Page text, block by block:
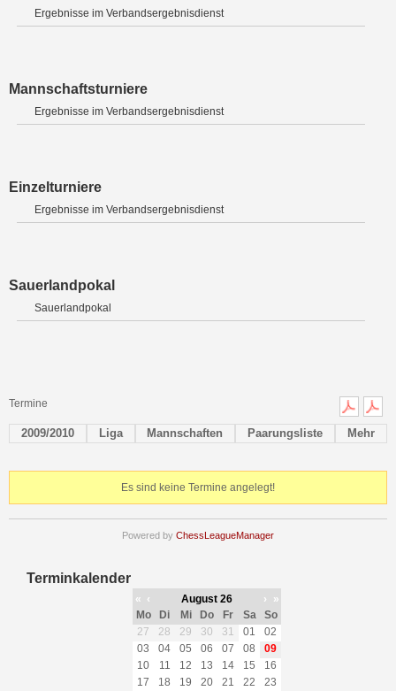
Ergebnisse im Verbandsergebnisdienst
Mannschaftsturniere
Ergebnisse im Verbandsergebnisdienst
Einzelturniere
Ergebnisse im Verbandsergebnisdienst
Sauerlandpokal
Sauerlandpokal
Termine
2009/2010 Liga Mannschaften Paarungsliste Mehr
Es sind keine Termine angelegt!
Powered by ChessLeagueManager
Terminkalender
« ‹ August 26 ›
»
Mo
Di Mi Do Fr Sa
So
27
28 29 30 31 01
02
03
04 05 06 07 08
09
10
11 12 13 14 15
16
17
18 19 20 21 22
23